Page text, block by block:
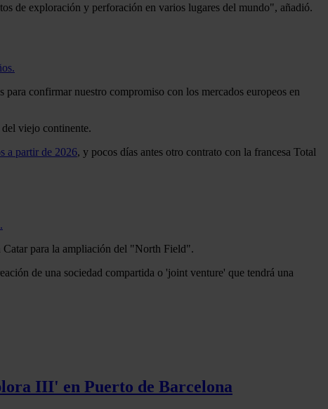
de exploración y perforación en varios lugares del mundo", añadió.
confirmar nuestro compromiso con los mercados europeos en
del viejo continente.
a partir de 2026, y pocos días antes otro contrato con la francesa Total
para la ampliación del "North Field".
de una sociedad compartida o 'joint venture' que tendrá una
III' en Puerto de Barcelona